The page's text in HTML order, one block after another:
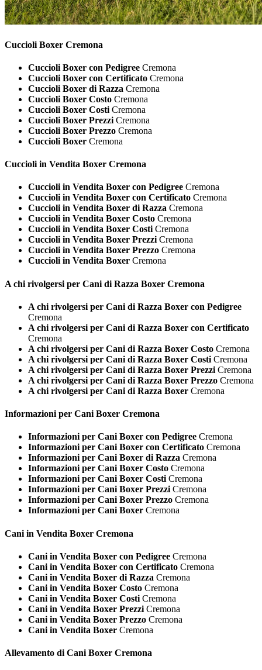
Cuccioli Boxer Cremona
Cuccioli Boxer con Pedigree Cremona
Cuccioli Boxer con Certificato Cremona
Cuccioli Boxer di Razza Cremona
Cuccioli Boxer Costo Cremona
Cuccioli Boxer Costi Cremona
Cuccioli Boxer Prezzi Cremona
Cuccioli Boxer Prezzo Cremona
Cuccioli Boxer Cremona
Cuccioli in Vendita Boxer Cremona
Cuccioli in Vendita Boxer con Pedigree Cremona
Cuccioli in Vendita Boxer con Certificato Cremona
Cuccioli in Vendita Boxer di Razza Cremona
Cuccioli in Vendita Boxer Costo Cremona
Cuccioli in Vendita Boxer Costi Cremona
Cuccioli in Vendita Boxer Prezzi Cremona
Cuccioli in Vendita Boxer Prezzo Cremona
Cuccioli in Vendita Boxer Cremona
A chi rivolgersi per Cani di Razza Boxer Cremona
A chi rivolgersi per Cani di Razza Boxer con Pedigree
Cremona
A chi rivolgersi per Cani di Razza Boxer con Certificato
Cremona
A chi rivolgersi per Cani di Razza Boxer Costo Cremona
A chi rivolgersi per Cani di Razza Boxer Costi Cremona
A chi rivolgersi per Cani di Razza Boxer Prezzi Cremona
A chi rivolgersi per Cani di Razza Boxer Prezzo Cremona
A chi rivolgersi per Cani di Razza Boxer Cremona
Informazioni per Cani Boxer Cremona
Informazioni per Cani Boxer con Pedigree Cremona
Informazioni per Cani Boxer con Certificato Cremona
Informazioni per Cani Boxer di Razza Cremona
Informazioni per Cani Boxer Costo Cremona
Informazioni per Cani Boxer CostiCremona
Informazioni per Cani Boxer PrezziCremona
Informazioni per Cani Boxer Prezzo Cremona
Informazioni per Cani Boxer Cremona
Cani in Vendita Boxer Cremona
Cani in Vendita Boxer con Pedigree Cremona
Cani in Vendita Boxer con Certificato Cremona
Cani in Vendita Boxer di Razza Cremona
Cani in Vendita Boxer Costo Cremona
Cani in Vendita Boxer Costi Cremona
Cani in Vendita Boxer Prezzi Cremona
Cani in Vendita Boxer Prezzo Cremona
Cani in Vendita Boxer Cremona
Allevamento di Cani Boxer Cremona